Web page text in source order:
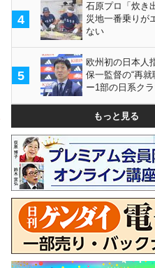
4
石原プロ「炊き
災地一番乗りが
ない
5
欧州初の日本人
保一監督の“再
ー1部の日系ク
もっと見る